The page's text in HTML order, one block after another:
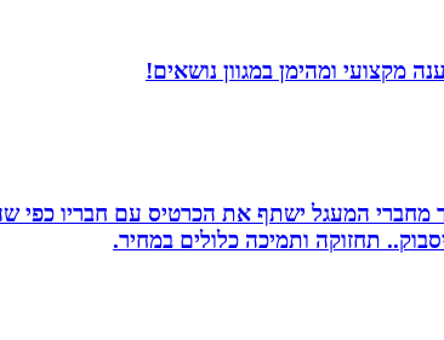
מקצועי ומהימן במגוון נושאים!
מחברי המעגל ישתף את הכרטיס עם חבריו
תחזוקה ותמיכה כלולים במחיר.